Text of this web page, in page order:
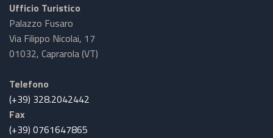
Ufficio Turistico
Palazzo Fusaro
Via Filippo Nicolai, 17
01032, Caprarola (VT)
Telefono
(+39) 328.2042442
Fax
(+39) 0761647865